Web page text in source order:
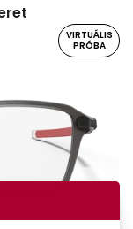
VIRTUÁLIS
PRÓBA